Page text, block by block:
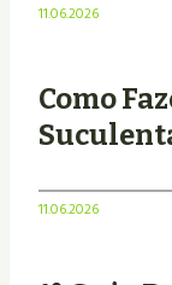
11.06.2026
Como
11.06.2026